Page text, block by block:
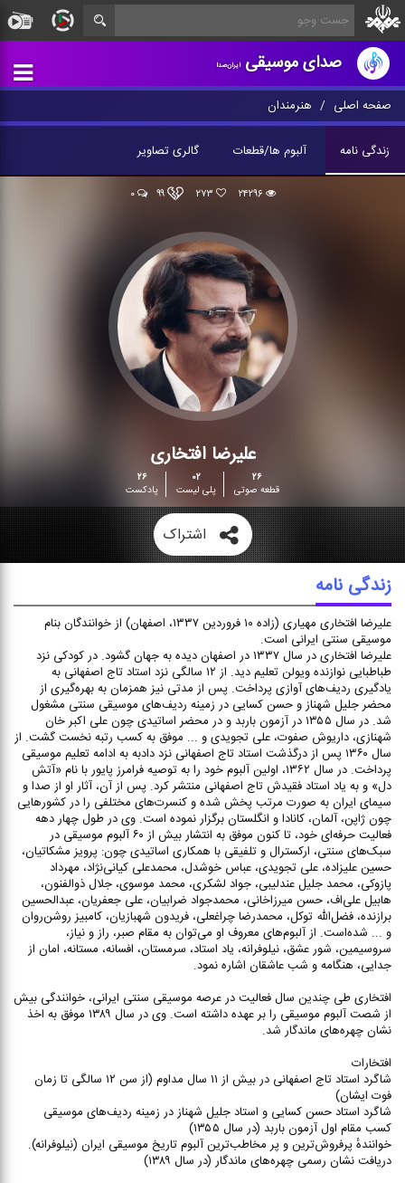
صدای موسیقیایران‌صدا
صفحه اصلی هنرمندان
زندگی نامه آلبوم ها/قطعات گالری تصاویر
۲۴۲۹۶ ۲۷۳ ۹۹ ۰
علیرضا افتخاری
۲۶
قطعه صوتی
۰۲
پلی لیست
۲۶
پادکست
اشتراک
زندگی نامه
علیرضا افتخاری مهیاری (زاده ۱۰ فروردین ۱۳۳۷، اصفهان) از خوانندگان بنام
موسیقی سنتی ایرانی است.
علیرضا افتخاری در سال ۱۳۳۷ در اصفهان دیده به جهان گشود. در کودکی نزد
طباطبایی نوازنده ویولن تعلیم دید. از ۱۲ سالگی نزد استاد تاج اصفهانی به
یادگیری ردیف‌های آوازی پرداخت. پس از مدتی نیز همزمان به بهره‌گیری از
محضر جلیل شهناز و حسن کسایی در زمینه ردیف‌های موسیقی سنتی مشغول
شد. در سال ۱۳۵۵ در آزمون باربد و در محضر اساتیدی چون علی اکبر خان
شهنازی، داریوش صفوت، علی تجویدی و ... موفق به کسب رتبه نخست گشت. از
سال ۱۳۶۰ پس از درگذشت استاد تاج اصفهانی نزد دادبه به ادامه تعلیم موسیقی
پرداخت. در سال ۱۳۶۲، اولین آلبوم خود را به توصیه فرامرز پایور با نام «آتش
دل» و به یاد استاد فقیدش تاج اصفهانی منتشر کرد. پس از آن، آثار او از صدا و
سیمای ایران به صورت مرتب پخش شده و کنسرت‌های مختلفی را در کشورهایی
چون ژاپن، آلمان، کانادا و انگلستان برگزار نموده است. وی در طول چهار دهه
فعالیت حرفه‌ای خود، تا کنون موفق به انتشار بیش از ۶۰ آلبوم موسیقی در
سبک‌های سنتی، ارکسترال و تلفیقی با همکاری اساتیدی چون: پرویز مشکاتیان،
حسین علیزاده، علی تجویدی، عباس خوشدل، محمدعلی کیانی‌نژاد، مهرداد
پازوکی، محمد جلیل عندلیبی، جواد لشکری، محمد موسوی، جلال ذوالفنون،
هابیل علی‌اف، حسن میرزاخانی، محمدجواد ضرابیان، علی جعفریان، عبدالحسین
برازنده، فضل‌الله توکل، محمدرضا چراغعلی، فریدون شهبازیان، کامبیز روشن‌روان
و ... شده‌است. از آلبوم‌های معروف او می‌توان به مقام صبر، راز و نیاز،
سروسیمین، شور عشق، نیلوفرانه، یاد استاد، سرمستان، افسانه، مستانه، امان از
جدایی، هنگامه و شب عاشقان اشاره نمود.
افتخاری طی چندین سال فعالیت در عرصه موسیقی سنتی ایرانی، خوانندگی بیش
از شصت آلبوم موسیقی را بر عهده داشته است. وی در سال ۱۳۸۹ موفق به اخذ
نشان چهره‌های ماندگار شد.
افتخارات
شاگرد استاد تاج اصفهانی در بیش از ۱۱ سال مداوم (از سن ۱۲ سالگی تا زمان
فوت ایشان)
شاگرد استاد حسن کسایی و استاد جلیل شهناز در زمینه ردیف‌های موسیقی
کسب مقام اول آزمون باربد (در سال ۱۳۵۵)
خوانندهٔ پرفروش‌ترین و پر مخاطب‌ترین آلبوم تاریخ موسیقی ایران (نیلوفرانه).
دریافت نشان رسمی چهره‌های ماندگار (در سال ۱۳۸۹)